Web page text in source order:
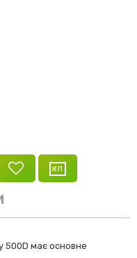
500D має основне